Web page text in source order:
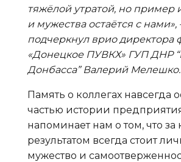
тяжёлой утратой, но пример
и мужества остаётся с нами»,
подчеркнул врио директора
«Донецкое ПУВКХ» ГУП ДНР
Донбасса” Валерий Мелешко.
Память о коллегах навсегда
частью истории
напоминает нам о том, что
результатом всегда стоит
мужество и